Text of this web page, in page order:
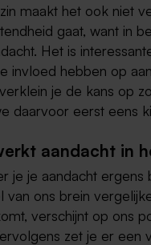
maakt het ook niet
gaat, want in
Het is
invloed hebben op
je de kans op
daarvoor eerst eens
aandacht in
je je aandacht
van ons brein
verschijnt op ons
zet je er een